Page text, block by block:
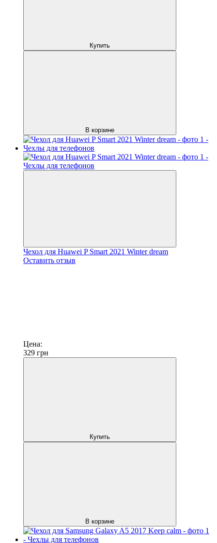
Купить
В корзине
Чехол для Huawei P Smart 2021 Winter dream
Оставить отзыв
Цена:
329 грн
Купить
В корзине